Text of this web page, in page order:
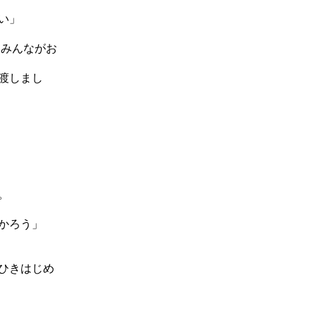
」
んながお
しまし
ろう」
きはじめ